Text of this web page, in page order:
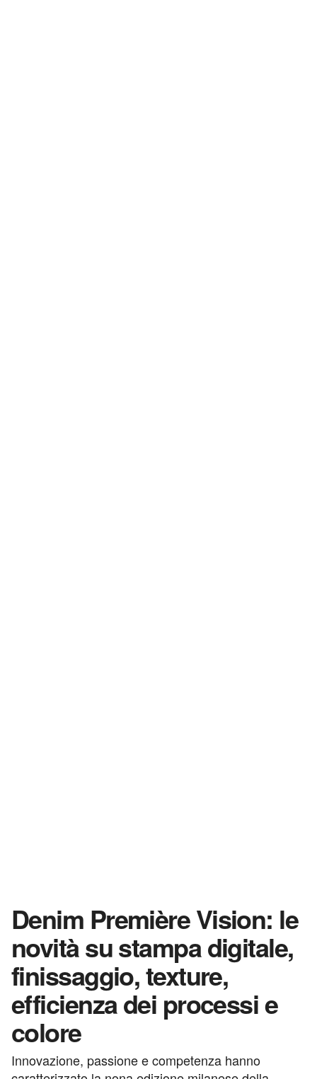
Denim Première Vision: le
novità su stampa digitale,
finissaggio, texture,
efficienza dei processi e
colore
Innovazione, passione e competenza hanno